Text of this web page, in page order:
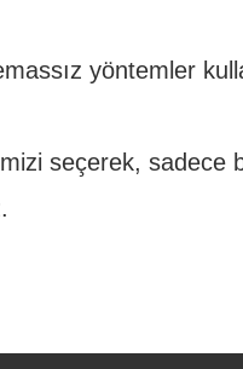
yöntemler
seçerek, sadece